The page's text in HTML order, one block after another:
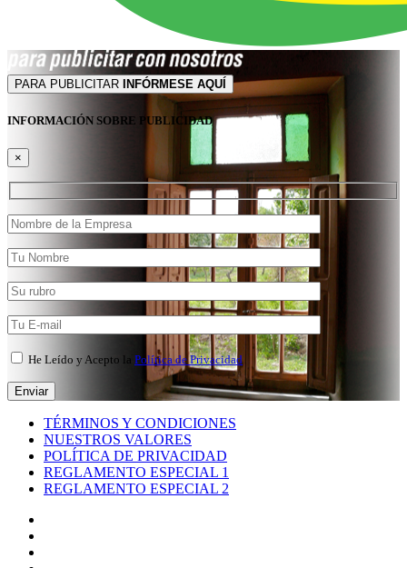
PARA PUBLICITAR INFÓRMESE AQUÍ
INFORMACIÓN SOBRE PUBLICIDAD
×
He Leído y Acepto la Política de Privacidad
TÉRMINOS Y CONDICIONES
NUESTROS VALORES
POLÍTICA DE PRIVACIDAD
REGLAMENTO ESPECIAL 1
REGLAMENTO ESPECIAL 2